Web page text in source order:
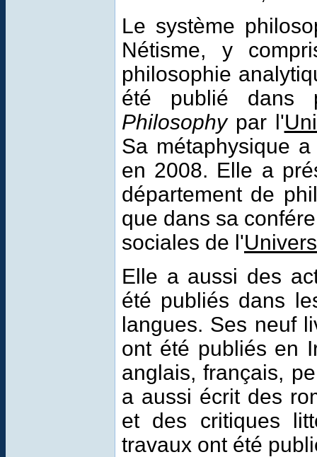
Le système
Nétisme, y
philosophie
été publié dans
Philosophypar l'
Sa métaphysique
en 2008. Elle a
département de
que dans sa
sociales de l'
Elle a aussi des
été publiés dans
langues. Ses neuf
ont été publiés en
anglais, français,
a aussi écrit des
et des critiques
travaux ont été